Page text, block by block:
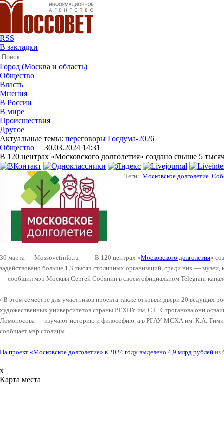
RSS
В закладки
Город (Москва и область)
Общество
Власть
Мнения
В России
В мире
Происшествия
Другое
Актуальные темы: переговоры Госдума-2026
Общество 30.03.2024 14:31
В 120 центрах «Московского долголетия» создано свыше 5
Теги: Московское долголетие
30 марта — Mossovetinfo.ru —— В 120 центрах «Московского долголетия»
задействовано больше 1,3 тысяч столичных организаций, среди них —
— сообщил мэр Москвы Сергей Собянин в своем официальном Telegram-
«В этом семестре для участников проекта также открыли двери 20 ведущих
художественных университетов страны РГХПУ им. С.Г. Строганова они
Ломоносова — изучают историю и философию, а в РГАУ-МСХА им. К.А.
сообщает мэр столицы.
На проект «Московское долголетие» в 2024 году выделено 4,9 млрд рублей из
x
Карта места